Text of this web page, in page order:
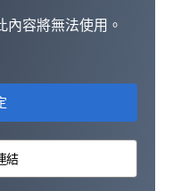
容將無法使用。
結